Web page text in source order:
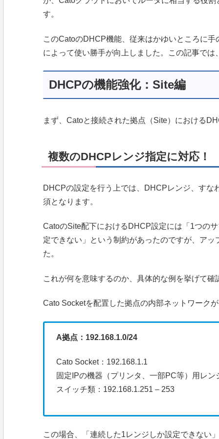
す。
このCatoのDHCP機能、従来はかゆいところに
によって使い勝手が向上しました。この記事で
DHCPの機能強化：Site編
まず、Catoと接続された拠点（Site）における
複数のDHCPレンジ指定に対応！
DHCPの設定を行う上では、DHCPレンジ、す
須となります。
CatoのSite配下におけるDHCP設定には「1つの
定できない」という制約があったのですが、アッ
た。
これが何を意味するのか、具体的な例を挙げて確
Cato Socketを配置した拠点の内部ネットワーク
A拠点：192.168.1.0/24
Cato Socket：192.168.1.1
固定IPの機器（プリンタ、一部PC等）用レ
スイッチ類：192.168.1.251 – 253
この場合、「連続した1レンジしか設定できない